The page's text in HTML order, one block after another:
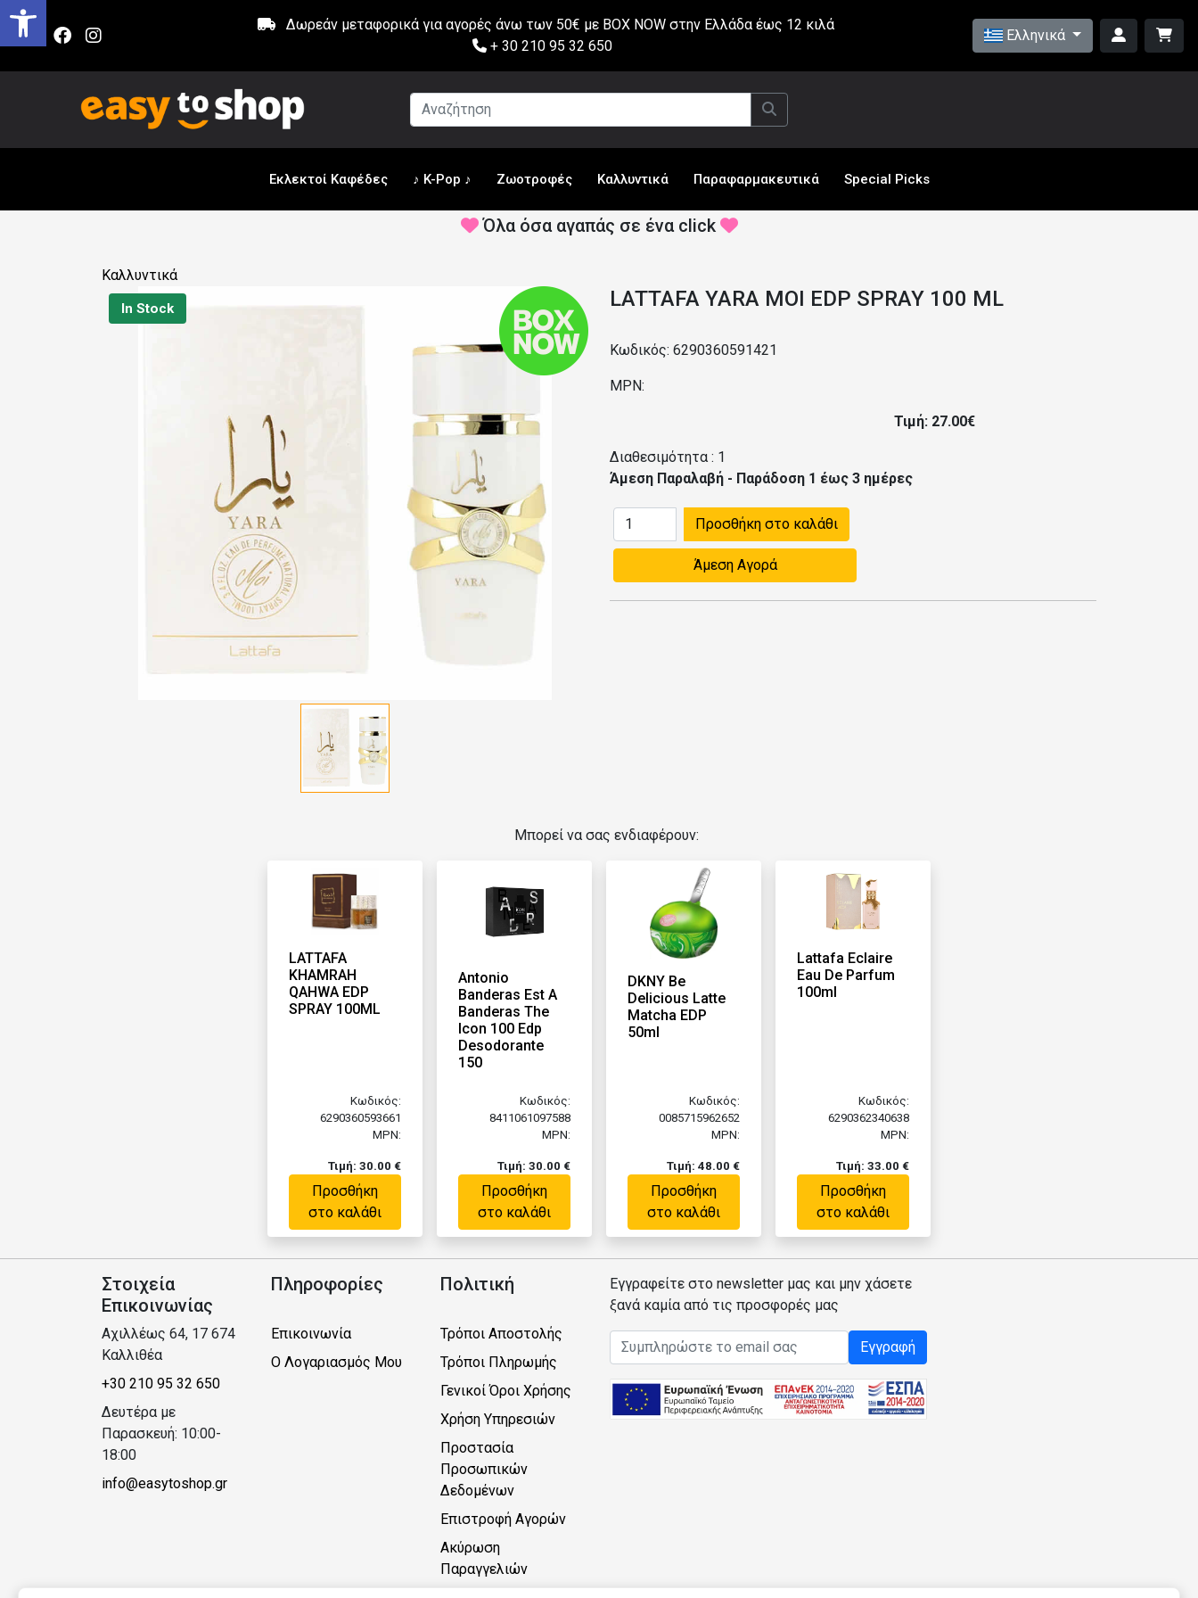
Δωρεάν μεταφορικά για αγορές άνω των 50€ με BOX NOW στην Ελλάδα έως 12 κιλά
+ 30 210 95 32 650
Ελληνικά
Εκλεκτοί Καφέδες ♪ K-Pop ♪ Ζωοτροφές Καλλυντικά Παραφαρμακευτικά Special Picks
Όλα όσα αγαπάς σε ένα click
Καλλυντικά
In Stock LATTAFA YARA MOI EDP SPRAY 100 ML
Κωδικός: 6290360591421
MPN:
Τιμή: 27.00€
Διαθεσιμότητα : 1
Άμεση Παραλαβή - Παράδοση 1 έως 3 ημέρες
Προσθήκη στο καλάθι
Άμεση Αγορά
Μπορεί να σας ενδιαφέρουν:
LATTAFA
KHAMRAH
QAHWA EDP
SPRAY 100ML
Κωδικός:
6290360593661
MPN:
Τιμή: 30.00 €
Προσθήκη
στο καλάθι
Antonio
Banderas Est A
Banderas The
Icon 100 Edp
Desodorante
150
Κωδικός:
8411061097588
MPN:
Τιμή: 30.00 €
Προσθήκη
στο καλάθι
DKNY Be
Delicious Latte
Matcha EDP
50ml
Κωδικός:
0085715962652
MPN:
Τιμή: 48.00 €
Προσθήκη
στο καλάθι
Lattafa Eclaire
Eau De Parfum
100ml
Κωδικός:
6290362340638
MPN:
Τιμή: 33.00 €
Προσθήκη
στο καλάθι
Στοιχεία
Επικοινωνίας
Αχιλλέως 64, 17 674
Καλλιθέα
+30 210 95 32 650
Δευτέρα με
Παρασκευή: 10:00-
18:00
info@easytoshop.gr
Πληροφορίες
Επικοινωνία
Ο Λογαριασμός Μου
Πολιτική
Τρόποι Αποστολής
Τρόποι Πληρωμής
Γενικοί Όροι Χρήσης
Χρήση Υπηρεσιών
Προστασία
Προσωπικών
Δεδομένων
Επιστροφή Αγορών
Ακύρωση
Παραγγελιών
Εγγραφείτε στο newsletter μας και μην χάσετε
ξανά καμία από τις προσφορές μας
Email address Εγγραφή